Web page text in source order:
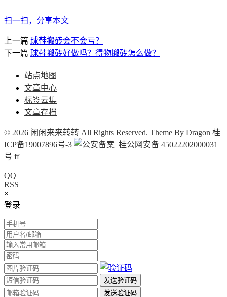
扫一扫，分享本文
上一篇 球鞋搬砖会不会亏？
下一篇 球鞋搬砖好做吗？得物搬砖怎么做？
站点地图
文章中心
标签云集
文章存档
© 2026 闲闲来来转转 All Rights Reserved. Theme By Dragon 桂
ICP备19007896号-3
桂公网安备 45022202000031
号 ff
QQ
RSS
×
登录